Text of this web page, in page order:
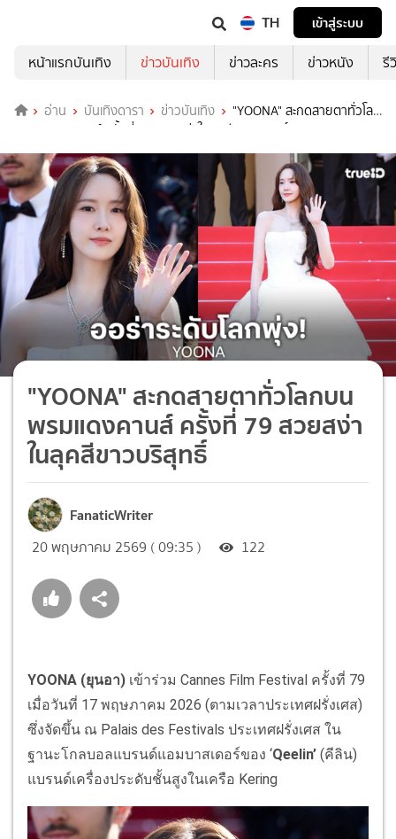
TH
เข้าสู่ระบบ
หน้าแรกบันเทิง
ข่าวบันเทิง ข่าวละคร ข่าวหนัง รี
อ่าน บันเทิงดารา ข่าวบันเทิง
"YOONA" สะกดสายตาทั่วโลก
บนพรมแดงคานส์ ครั้งที่ 79 สวยสง่าในลุคสีขาวบริสุทธิ์
"YOONA" สะกดสายตาทั่วโลกบน
พรมแดงคานส์ ครั้งที่ 79 สวยสง่า
ในลุคสีขาวบริสุทธิ์
FanaticWriter
20 พฤษภาคม 2569 ( 09:35 ) 122
YOONA (ยุนอา) เข้าร่วม Cannes Film Festival ครั้งที่ 79
เมื่อวันที่ 17 พฤษภาคม 2026 (ตามเวลาประเทศฝรั่งเศส)
ซึ่งจัดขึ้น ณ Palais des Festivals ประเทศฝรั่งเศส ใน
ฐานะโกลบอลแบรนด์แอมบาสเดอร์ของ ‘Qeelin’ (คีลิน)
แบรนด์เครื่องประดับชั้นสูงในเครือ Kering